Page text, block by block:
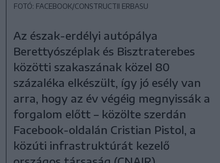
FOTÓ: FACEBOOK/CONSTRUCTII ERBASU
Az észak-erdélyi autópálya
Berettyószéplak és Bisztraterebes
közötti szakaszának közel 80
százaléka elkészült, így jó esély van
arra, hogy az év végéig megnyissák a
forgalom előtt – közölte szerdán
Facebook-oldalán Cristian Pistol, a
közúti infrastruktúrát kezelő